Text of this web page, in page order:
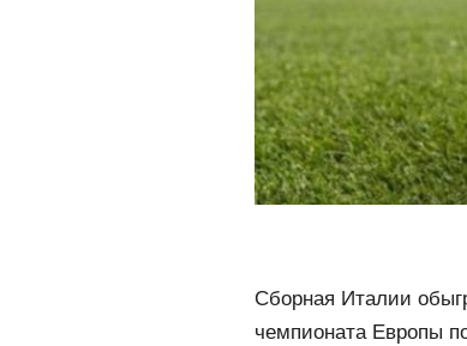
Сборная Италии
чемпионата Европы